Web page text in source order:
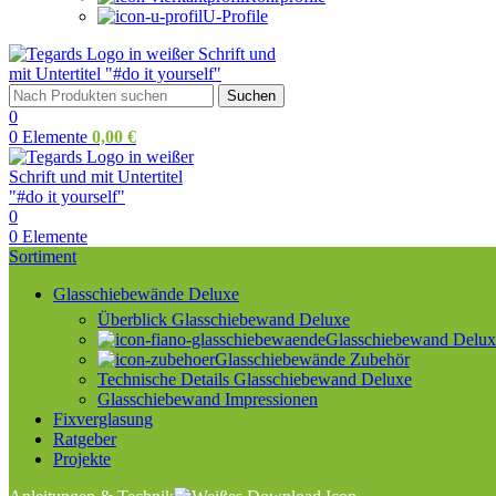
U-Profile
Suchen
0
0 Elemente 0,00 €
0
0 Elemente
Sortiment
Glasschiebewände Deluxe
Überblick Glasschiebewand Deluxe
Glasschiebewand
Glasschiebewände Zubehör
Technische Details Glasschiebewand Deluxe
Glasschiebewand Impressionen
Fixverglasung
Ratgeber
Projekte